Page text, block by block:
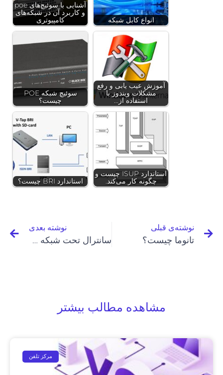
آشنایی با سوئیچ‌های poe
و کاربرد آن در شبکه‌های
کامپیوتری
انواع کابل شبکه
سوئیچ شبکه POE
چیست؟
آموزش عیب یابی و رفع
مشکلات ویندوز با
استفاده از…
استاندارد BRI چیست؟
استاندارد ISUP چیست و
چگونه کار می‌کند.
نوشته‌ی قبلی
تانوما چیست؟
نوشته بعدی
سانترال تحت شبکه چیست؟
مشاهده مطالب بیشتر
مرکز تلفن